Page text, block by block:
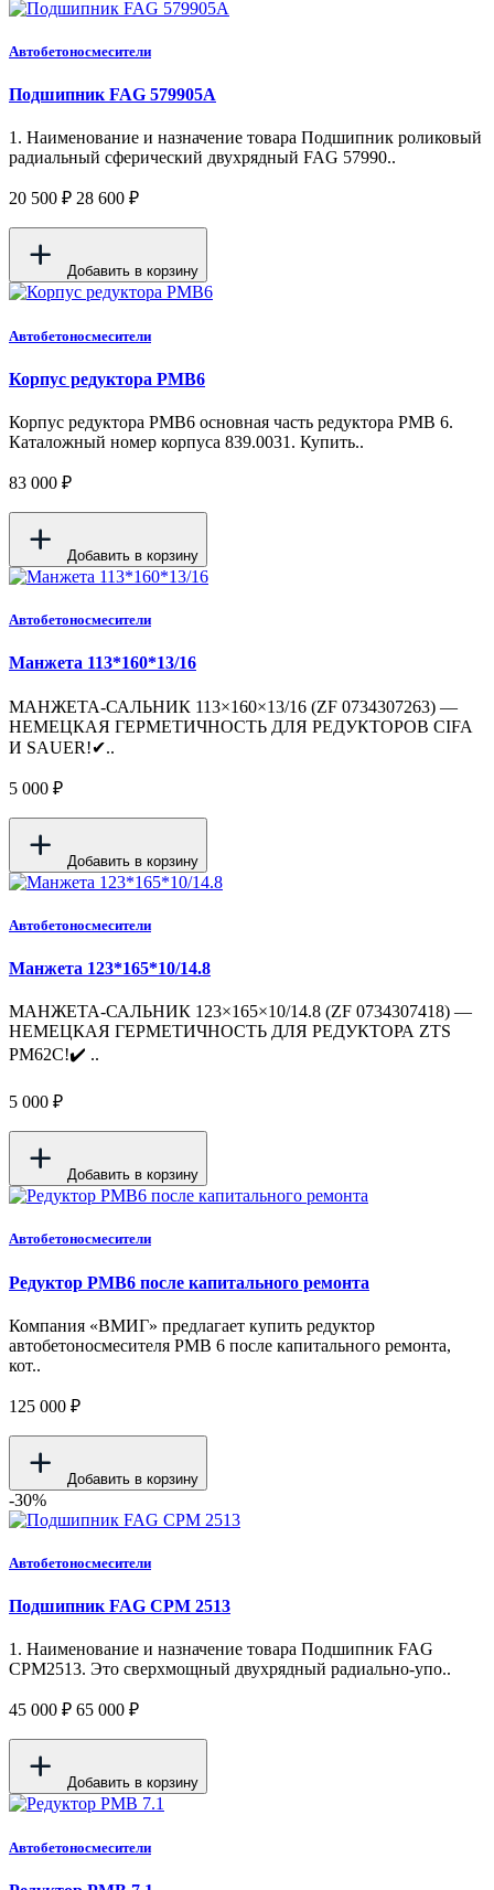
Автобетоносмесители
Подшипник FAG 579905A
1. Наименование и назначение товара Подшипник роликовый
радиальный сферический двухрядный FAG 57990..
20 500 ₽ 28 600 ₽
Добавить в корзину
Автобетоносмесители
Корпус редуктора PMB6
Корпус редуктора PMB6 основная часть редуктора PMB 6.
Каталожный номер корпуса 839.0031. Купить..
83 000 ₽
Добавить в корзину
Автобетоносмесители
Манжета 113*160*13/16
МАНЖЕТА-САЛЬНИК 113×160×13/16 (ZF 0734307263) —
НЕМЕЦКАЯ ГЕРМЕТИЧНОСТЬ ДЛЯ РЕДУКТОРОВ CIFA
И SAUER!✔..
5 000 ₽
Добавить в корзину
Автобетоносмесители
Манжета 123*165*10/14.8
МАНЖЕТА-САЛЬНИК 123×165×10/14.8 (ZF 0734307418) —
НЕМЕЦКАЯ ГЕРМЕТИЧНОСТЬ ДЛЯ РЕДУКТОРА ZTS
PM62C!✔️ ..
5 000 ₽
Добавить в корзину
Автобетоносмесители
Редуктор PMB6 после капитального ремонта
Компания «ВМИГ» предлагает купить редуктор
автобетоносмесителя PMB 6 после капитального ремонта,
кот..
125 000 ₽
Добавить в корзину
-30%
Автобетоносмесители
Подшипник FAG CPM 2513
1. Наименование и назначение товара Подшипник FAG
CPM2513. Это сверхмощный двухрядный радиально-упо..
45 000 ₽ 65 000 ₽
Добавить в корзину
Автобетоносмесители